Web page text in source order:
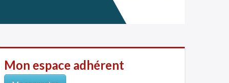
Mon espace adhérent